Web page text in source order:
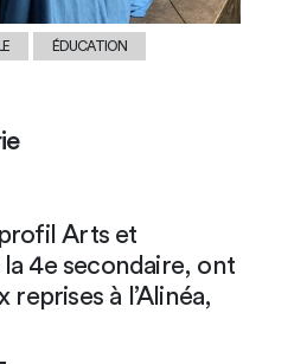
ÉDUCATION
Arts et
4e secondaire, ont
reprises à l’Alinéa,